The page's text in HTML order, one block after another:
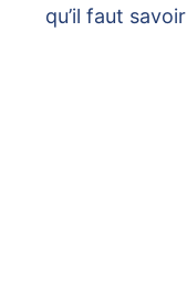
qu’il faut savoir